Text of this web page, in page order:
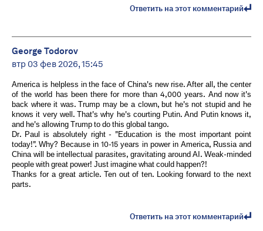
Ответить на этот комментарий
George Todorov
втр 03 фев 2026, 15:45
America is helpless in the face of China's new rise. After all, the center
of the world has been there for more than 4,000 years. And now it's
back where it was. Trump may be a clown, but he's not stupid and he
knows it very well. That's why he's courting Putin. And Putin knows it,
and he's allowing Trump to do this global tango.
Dr. Paul is absolutely right - "Education is the most important point
today!". Why? Because in 10-15 years in power in America, Russia and
China will be intellectual parasites, gravitating around AI. Weak-minded
people with great power! Just imagine what could happen?!
Thanks for a great article. Ten out of ten. Looking forward to the next
parts.
Ответить на этот комментарий